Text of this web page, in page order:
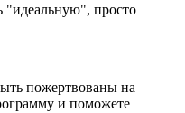
"идеальную", просто
пожертвованы на
и поможете